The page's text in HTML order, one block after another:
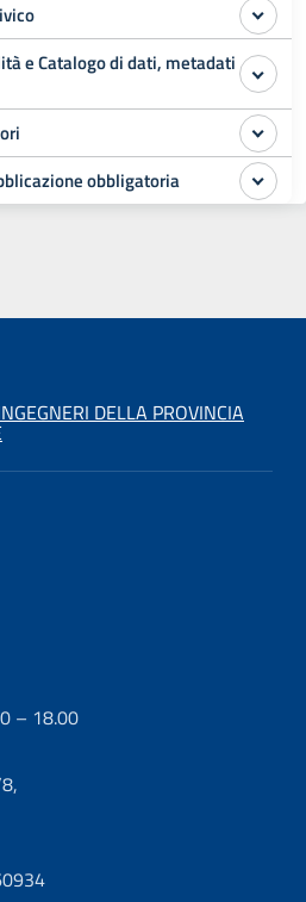
e Catalogo di dati, metadati
obbligatoria
DELLA PROVINCIA
– 18.00